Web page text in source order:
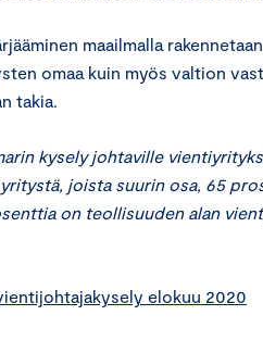
maailmalla
omaa kuin myös valtion
takia.
kysely johtaville
joista suurin osa, 65
on teollisuuden alan
elokuu 2020